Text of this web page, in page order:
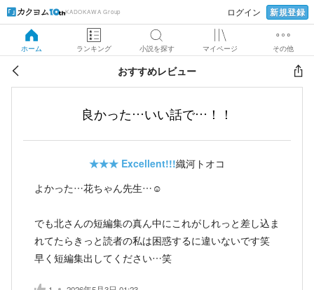
KADOKAWA Group ログイン 新規登録
ホーム ランキング 小説を探す マイページ その他
おすすめレビュー
良かった…いい話で…！！
★★★ Excellent!!!織河トオコ
よかった…花ちゃん先生…☺️
でも北さんの短編集の真ん中にこれがしれっと差し込ま
れてたらきっと読者の私は困惑するに違いないです笑
早く短編集出してください…笑